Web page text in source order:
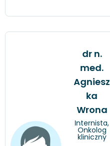
dr n.
med.
Agniesz
ka
Wrona
Internista,
Onkolog
kliniczny